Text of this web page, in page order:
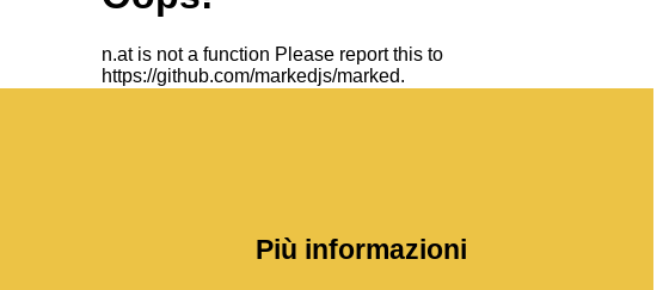
Più informazioni